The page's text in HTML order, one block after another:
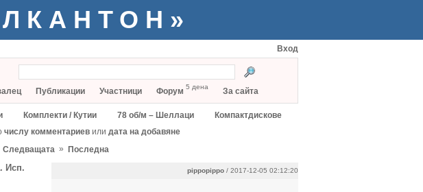
Вход
Публикации Участници Форум 5 дена За сайта
Комплекти / Кутии 78 об/м – Шеллаци
Компактдискове
числу комментариев или дата на добавяне
Следващата » Последна
Исп.
pippopippo / 2017-12-05 02:12:20